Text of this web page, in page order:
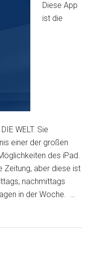
Diese App
ist die
WELT. Sie
einer der großen
des iPad.
Zeitung, aber diese ist
nachmittags
in der Woche. …